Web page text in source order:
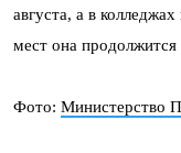
августа, а в
мест она
Фото: Министерство